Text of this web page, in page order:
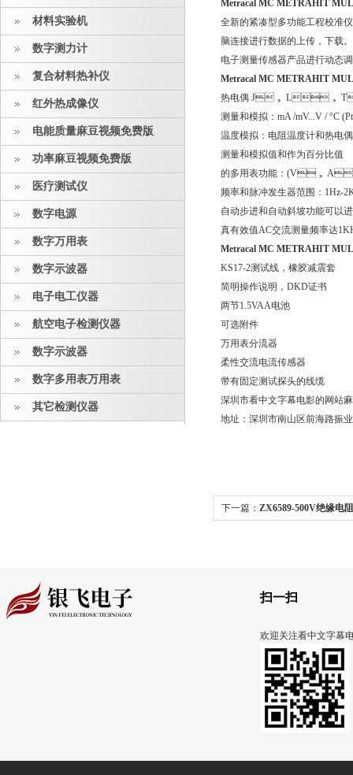
材料实验机
数字测力计
复合材料热补仪
红外热成像仪
电能质量麻豆视频免费版
功率麻豆视频免费版
医疗测试仪
数字电源
数字万用表
数字示波器
电子电工仪器
航空电子检测仪器
数字示波器
数字多用表万用表
其它检测仪器
Metracal MC METRAHIT
全新的紧凑型多功能工程校准仪
脑连接进行数据的上传，下
电子测量传感器产品进行动态
Metracal MC METRAHIT
热电偶 J， L，
测量和模拟：mA /mV...V /
温度模拟：电阻温度计和热电
测量和模拟值和作为百分比值
的多用表功能：(V，
频率和脉冲发生器范围：1Hz-
自动步进和自动斜坡功能可以
真有效值AC交流测量频率达
Metracal MC METRAHIT
KS17-2测试线，橡胶减震套
简明操作说明，DKD证书
两节1.5VAA电池
可选附件
万用表分流器
柔性交流电流传感器
带有固定测试探头的线缆
深圳市看中文字幕电影的网站
地址：深圳市南山区前海路
下一篇： ZX6589-500V绝缘电
扫一扫
欢迎关注看中文字幕